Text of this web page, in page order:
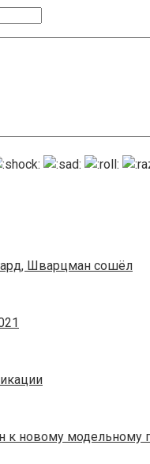
Шварцман сошёл
к новому модельному